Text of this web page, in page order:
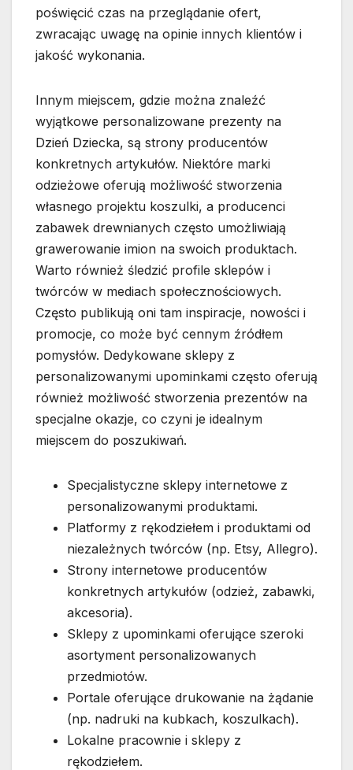
poświęcić czas na przeglądanie ofert,
zwracając uwagę na opinie innych klientów i
jakość wykonania.
Innym miejscem, gdzie można znaleźć
wyjątkowe personalizowane prezenty na
Dzień Dziecka, są strony producentów
konkretnych artykułów. Niektóre marki
odzieżowe oferują możliwość stworzenia
własnego projektu koszulki, a producenci
zabawek drewnianych często umożliwiają
grawerowanie imion na swoich produktach.
Warto również śledzić profile sklepów i
twórców w mediach społecznościowych.
Często publikują oni tam inspiracje, nowości i
promocje, co może być cennym źródłem
pomysłów. Dedykowane sklepy z
personalizowanymi upominkami często oferują
również możliwość stworzenia prezentów na
specjalne okazje, co czyni je idealnym
miejscem do poszukiwań.
Specjalistyczne sklepy internetowe z
personalizowanymi produktami.
Platformy z rękodziełem i produktami od
niezależnych twórców (np. Etsy, Allegro).
Strony internetowe producentów
konkretnych artykułów (odzież, zabawki,
akcesoria).
Sklepy z upominkami oferujące szeroki
asortyment personalizowanych
przedmiotów.
Portale oferujące drukowanie na żądanie
(np. nadruki na kubkach, koszulkach).
Lokalne pracownie i sklepy z
rękodziełem.